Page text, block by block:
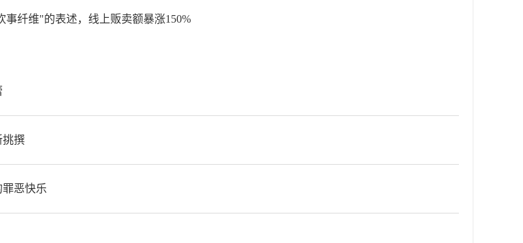
事纤维"的表述，线上贩卖额暴涨150%
挑撰
恶快乐